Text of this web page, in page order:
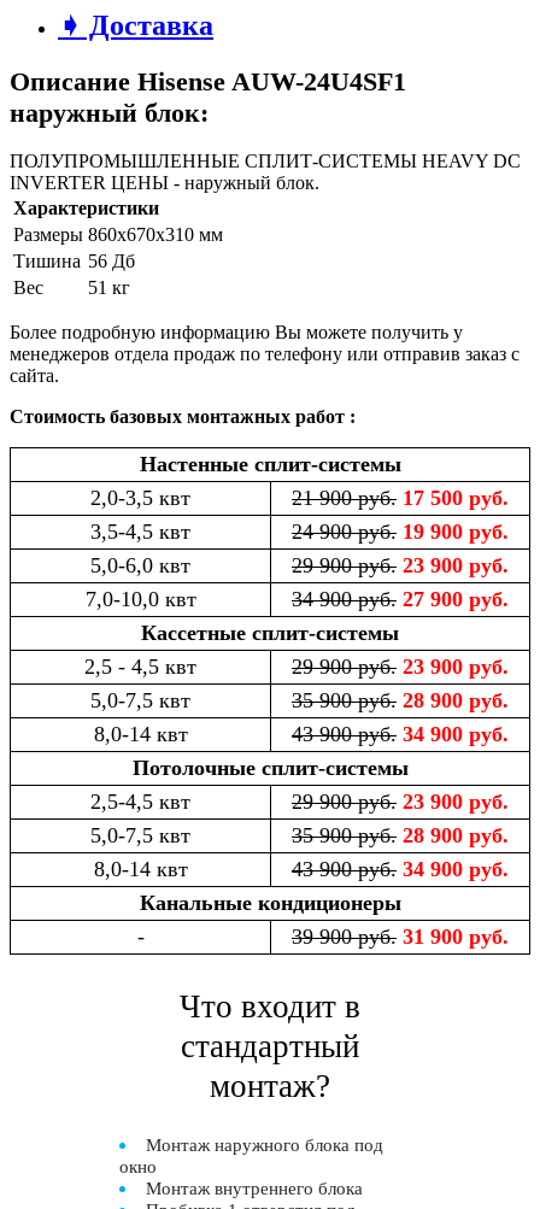
➧ Доставка
Описание Hisense AUW-24U4SF1
наружный блок:
ПОЛУПРОМЫШЛЕННЫЕ СПЛИТ-СИСТЕМЫ HEAVY DC
INVERTER ЦЕНЫ - наружный блок.
Характеристики
Размеры 860x670x310 мм
Тишина 56 Дб
Вес
51 кг
Более подробную информацию Вы можете получить у
менеджеров отдела продаж по телефону или отправив заказ с
сайта.
Стоимость базовых монтажных работ :
Настенные сплит-системы
2,0-3,5 квт
21 900 руб. 17 500 руб.
3,5-4,5 квт
24 900 руб. 19 900 руб.
5,0-6,0 квт
29 900 руб. 23 900 руб.
7,0-10,0 квт
34 900 руб. 27 900 руб.
Кассетные сплит-системы
2,5 - 4,5 квт
29 900 руб. 23 900 руб.
5,0-7,5 квт
35 900 руб. 28 900 руб.
8,0-14 квт
43 900 руб. 34 900 руб.
Потолочные сплит-системы
2,5-4,5 квт
29 900 руб. 23 900 руб.
5,0-7,5 квт
35 900 руб. 28 900 руб.
8,0-14 квт
43 900 руб. 34 900 руб.
Канальные кондиционеры
-
39 900 руб. 31 900 руб.
Что входит в
стандартный
монтаж?
Монтаж наружного блока под
окно
Монтаж внутреннего блока